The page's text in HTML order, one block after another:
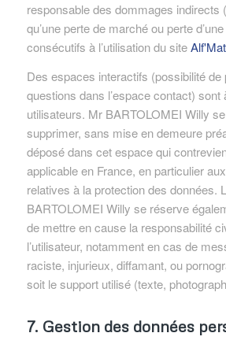
responsable des dommages indirects
qu’une perte de marché ou perte
consécutifs à l’utilisation du siteAlf'Mat
Des espaces interactifs (possibilité de
questions dans l’espace contact) sont
utilisateurs. Mr BARTOLOMEI Willy
supprimer, sans mise en demeure
déposé dans cet espace qui
applicable en France, en particulier
relatives à la protection des données.
BARTOLOMEI Willy se réserve
de mettre en cause la responsabilité
l’utilisateur, notamment en cas de
raciste, injurieux, diffamant, ou
soit le support utilisé (texte,
7. Gestion des données